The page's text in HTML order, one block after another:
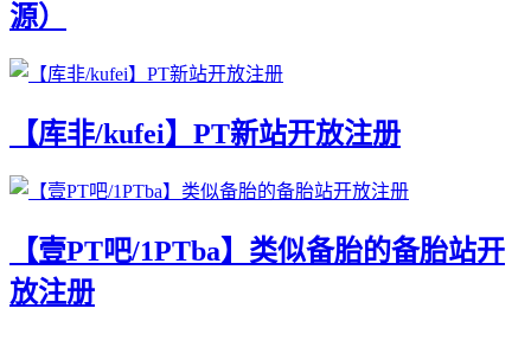
源）
【库非/kufei】PT新站开放注册
【壹PT吧/1PTba】类似备胎的备胎站开
放注册